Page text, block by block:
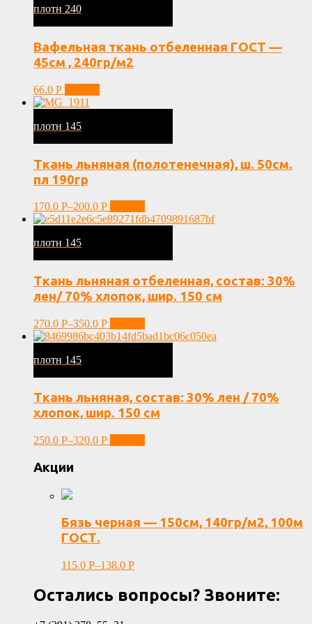
плотн 240
Вафельная ткань отбеленная ГОСТ —
45см , 240гр/м2
66.0 Р
плотн 145
Ткань льняная (полотенечная), ш. 50см.
пл 190гр
170.0 Р–200.0 Р
плотн 145
Ткань льняная отбеленная, состав: 30%
лен/ 70% хлопок, шир. 150 см
270.0 Р–350.0 Р
плотн 145
Ткань льняная, состав: 30% лен / 70%
хлопок, шир. 150 см
250.0 Р–320.0 Р
Акции
Бязь черная — 150см, 140гр/м2, 100м
ГОСТ.
115.0 Р–138.0 Р
Остались вопросы? Звоните: